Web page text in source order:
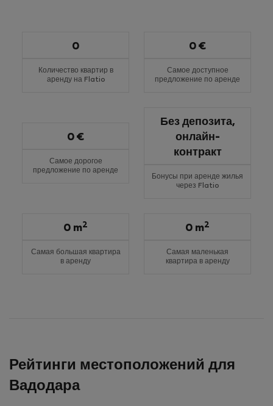
Количество квартир в
аренду на Flatio
0
Самое доступное
предложение по аренде
0 €
Самое дорогое
предложение по аренде
0 €
Бонусы при аренде жилья
через Flatio
Без депозита,
онлайн-
контракт
Самая большая квартира
в аренду
0 m2
Самая маленькая
квартира в аренду
0 m2
Рейтинги местоположений для
Вадодара